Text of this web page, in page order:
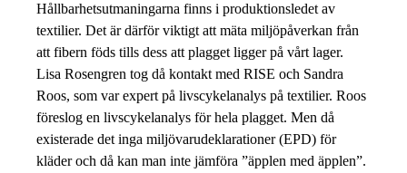
Hållbarhetsutmaningarna finns i produktionsledet av
textilier. Det är därför viktigt att mäta miljöpåverkan från
att fibern föds tills dess att plagget ligger på vårt lager.
Lisa Rosengren tog då kontakt med RISE och Sandra
Roos, som var expert på livscykelanalys på textilier. Roos
föreslog en livscykelanalys för hela plagget. Men då
existerade det inga miljövarudeklarationer (EPD) för
kläder och då kan man inte jämföra ”äpplen med äpplen”.